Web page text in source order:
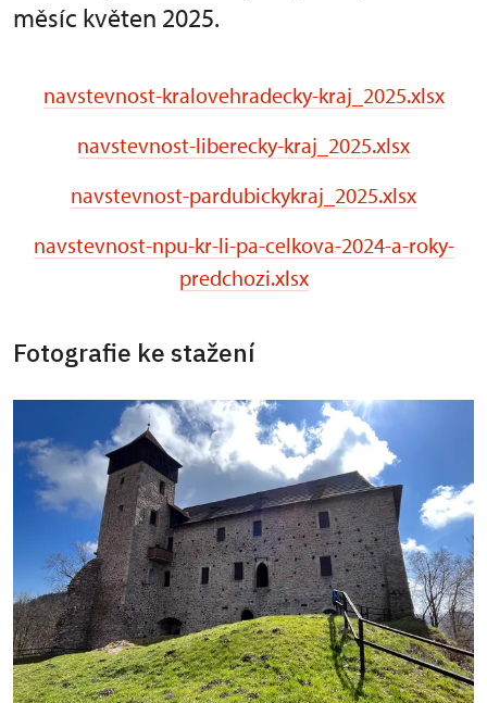
měsíc květen 2025.
navstevnost-kralovehradecky-kraj_2025.xlsx
navstevnost-liberecky-kraj_2025.xlsx
navstevnost-pardubickykraj_2025.xlsx
navstevnost-npu-kr-li-pa-celkova-2024-a-roky-
predchozi.xlsx
Fotografie ke stažení